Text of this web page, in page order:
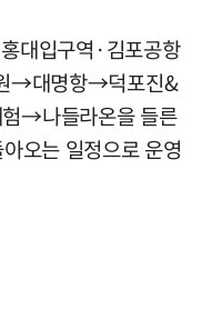
대입구역·김포공항
→대명항→덕포진&
→나들라온을 들른
오는 일정으로 운영